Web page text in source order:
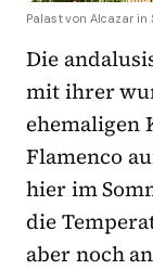
Palast von Alcazar in
Die
mit ihrer
ehemaligen
Flamenco
hier im
die
aber noch